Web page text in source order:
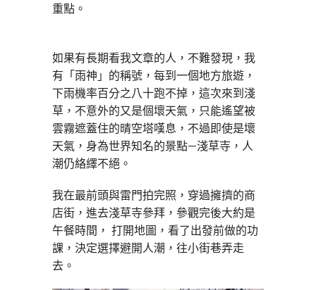
重點。
如果有長期看我文章的人，不難發現，我
有「雨神」的稱號，每到一個地方旅遊，
下雨機率百分之八十跑不掉，這次來到淺
草，不意外的又是個壞天氣，只能遙望被
雲霧遮蓋住的晴空塔嘆息，不過即使是壞
天氣，身為世界知名的景點—淺草寺，人
潮仍絡繹不絕。
我在最前頭與雷門拍完照，穿過擁擠的商
店街，進去淺草寺參拜，參觀完後大約是
午餐時間， 打開地圖，看了出發前做的功
課，決定選擇避開人潮，往小街巷弄走
去。